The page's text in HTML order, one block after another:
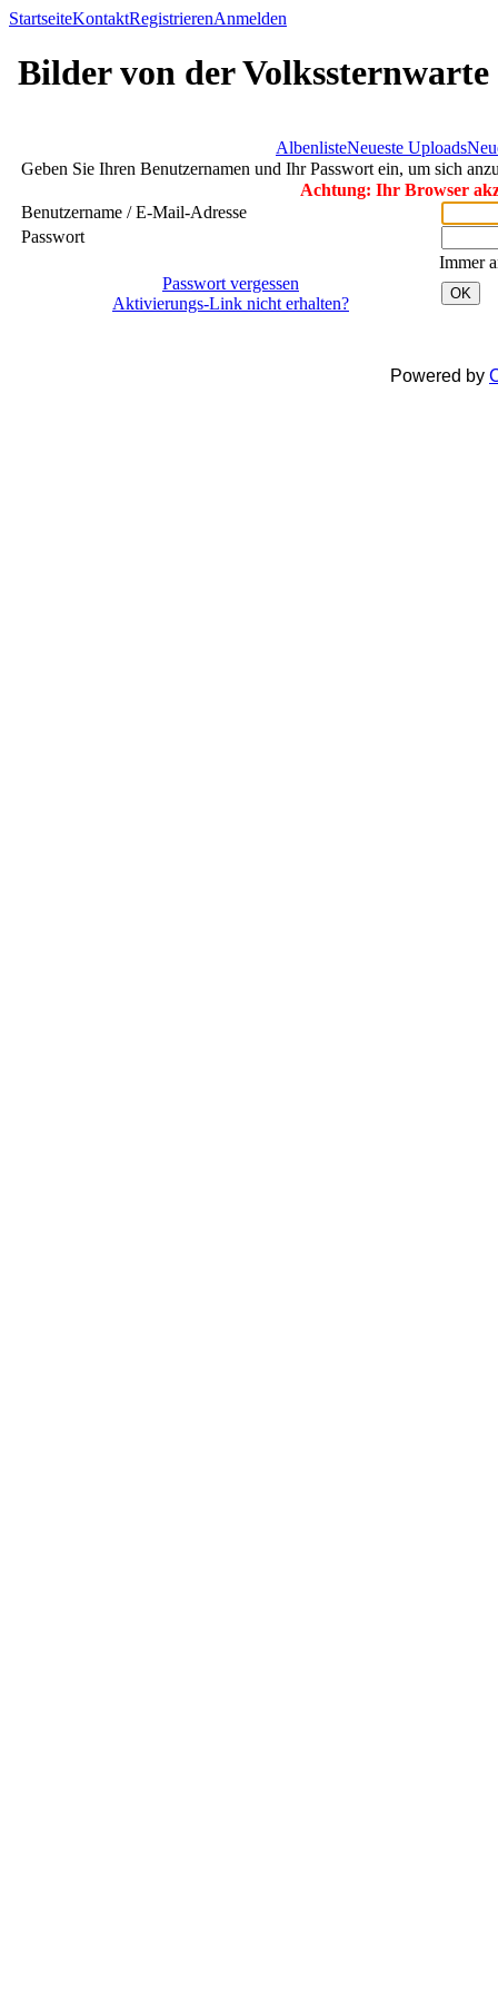
StartseiteKontaktRegistrierenAnmelden
Bilder von der Volkssternwarte
AlbenlisteNeueste Uploads
Geben Sie Ihren Benutzernamen und Ihr Passwort ein, um sich
Achtung: Ihr Browser
Benutzername / E-Mail-Adresse
Passwort
Immer
Passwort vergessen
Aktivierungs-Link nicht erhalten?
OK
Powered by